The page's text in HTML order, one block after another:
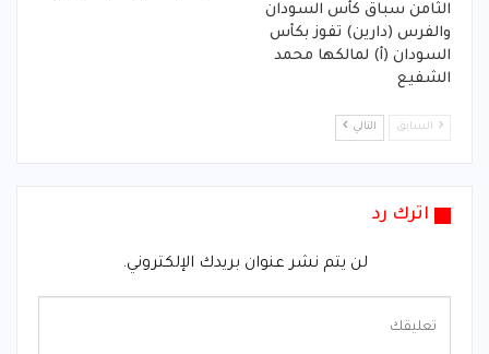
الثامن سباق كأس السودان
والفرس (دارين) تفوز بكأس
السودان (أ) لمالكها محمد
الشفيع
السابق التالي
اترك رد
لن يتم نشر عنوان بريدك الإلكتروني.